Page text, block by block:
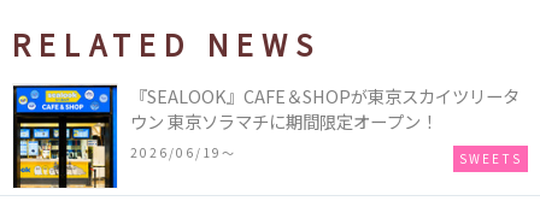
RELATED NEWS
『SEALOOK』CAFE＆SHOPが東京スカイツリータ
ウン 東京ソラマチに期間限定オープン！
2026/06/19〜 SWEETS